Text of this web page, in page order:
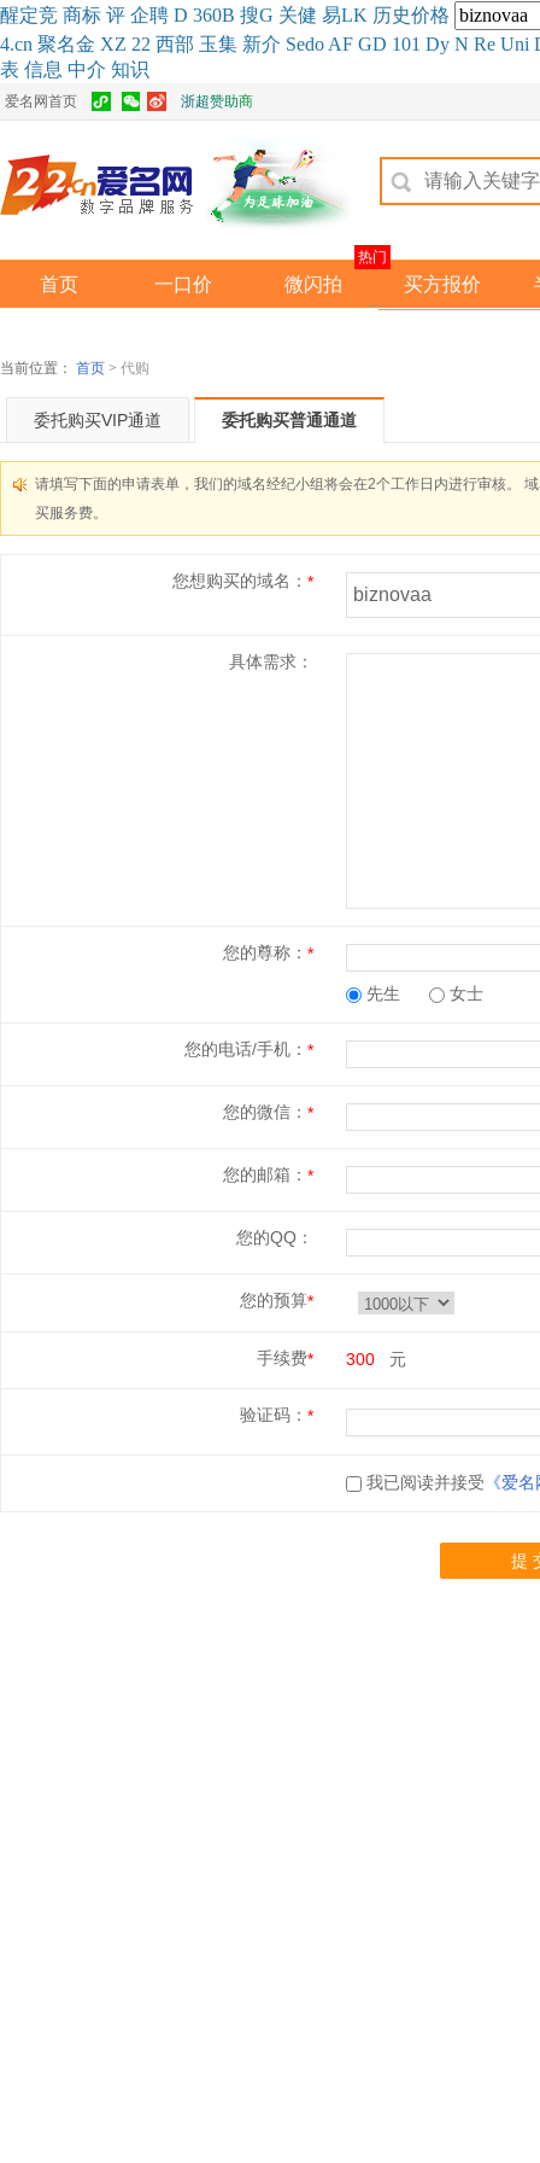
醒定竞 商标 评 企聘 D 360B 搜G 关健 易LK 历史价格
4.cn 聚名金 XZ 22 西部 玉集 新介 Sedo AF GD 101 Dy N Re Uni
表 信息 中介 知识